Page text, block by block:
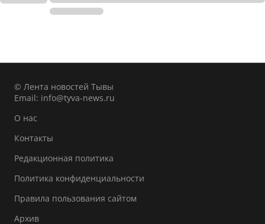
© Лента новостей Тывы
Email: info@tyva-news.ru
О нас
Контакты
Редакционная политика
Политика конфиденциальности
Правила пользования сайтом
Архив